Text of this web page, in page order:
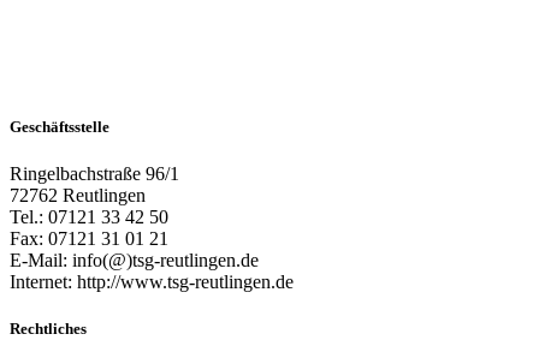
Geschäftsstelle
Ringelbachstraße 96/1
72762 Reutlingen
Tel.: 07121 33 42 50
Fax: 07121 31 01 21
E-Mail: info(@)tsg-reutlingen.de
Internet: http://www.tsg-reutlingen.de
Rechtliches